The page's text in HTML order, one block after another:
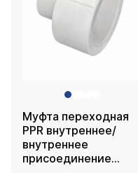
Муфта переходная
PPR внутреннее/
внутреннее
присоединение